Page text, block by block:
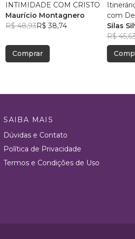
INTIMIDADE COM CRISTO
Maurício Montagnero
R$ 48,93R$ 38,74
Comprar
com
Silas
R$
SAIBA MAIS
Dúvidas e Contato
Política de Privacidade
Termos e Condições de Uso